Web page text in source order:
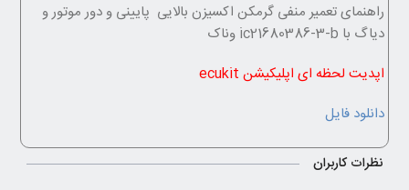
راهنمای تعمیر منفی گرمکن اکسیزن بالایی پایینی و دور موتور و
دیاگ با ic21680386-3-b وناک
اپدیت لحظه ای اپلیکیشن ecukit
دانلود فایل
نظرات کاربران